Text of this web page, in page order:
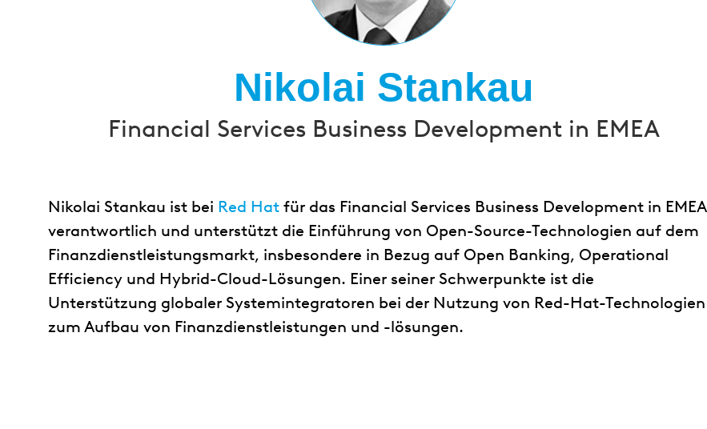
Nikolai Stankau
Financial Services Business Development in EMEA
Nikolai Stankau ist bei Red Hat für das Financial Services Business Development in EMEA
verantwortlich und unterstützt die Einführung von Open-Source-Technologien auf dem
Finanzdienstleistungsmarkt, insbesondere in Bezug auf Open Banking, Operational
Efficiency und Hybrid-Cloud-Lösungen. Einer seiner Schwerpunkte ist die
Unterstützung globaler Systemintegratoren bei der Nutzung von Red-Hat-Technologien
zum Aufbau von Finanzdienstleistungen und -lösungen.